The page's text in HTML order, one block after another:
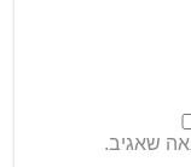
שאגיב.